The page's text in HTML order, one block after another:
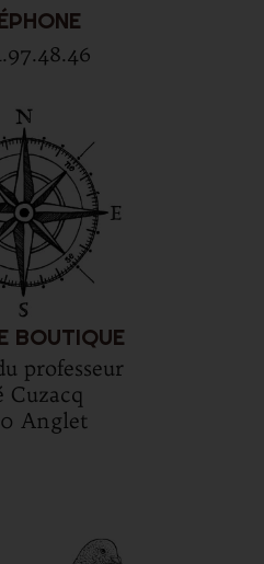
BOUTIQUE
professeur
Cuzacq
Anglet